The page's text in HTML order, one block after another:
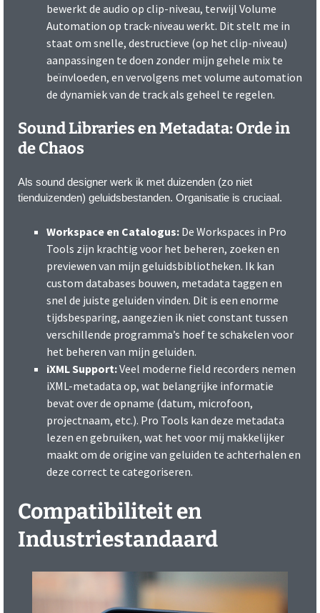
bewerkt de audio op clip-niveau, terwijl Volume
Automation op track-niveau werkt. Dit stelt me in
staat om snelle, destructieve (op het clip-niveau)
aanpassingen te doen zonder mijn gehele mix te
beïnvloeden, en vervolgens met volume automation
de dynamiek van de track als geheel te regelen.
Sound Libraries en Metadata: Orde in
de Chaos
Als sound designer werk ik met duizenden (zo niet
tienduizenden) geluidsbestanden. Organisatie is cruciaal.
Workspace en Catalogus: De Workspaces in Pro
Tools zijn krachtig voor het beheren, zoeken en
previewen van mijn geluidsbibliotheken. Ik kan
custom databases bouwen, metadata taggen en
snel de juiste geluiden vinden. Dit is een enorme
tijdsbesparing, aangezien ik niet constant tussen
verschillende programma’s hoef te schakelen voor
het beheren van mijn geluiden.
iXML Support:Veel moderne field recorders nemen
iXML-metadata op, wat belangrijke informatie
bevat over de opname (datum, microfoon,
projectnaam, etc.). Pro Tools kan deze metadata
lezen en gebruiken, wat het voor mij makkelijker
maakt om de origine van geluiden te achterhalen en
deze correct te categoriseren.
Compatibiliteit en
Industriestandaard